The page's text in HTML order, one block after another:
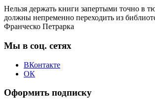
Нельзя держать книги запертыми точно в
должны непременно переходить из
Франческо Петрарка
Мы в соц. сетях
ВКонтакте
ОК
Оформить подписку